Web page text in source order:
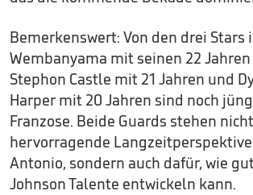
Bemerkenswert: Von den drei Stars
Wembanyama mit seinen 22
Stephon Castle mit 21 Jahren und
Harper mit 20 Jahren sind noch
Franzose. Beide Guards stehen
hervorragende Langzeitperspektive
Antonio, sondern auch dafür, wie
Johnson Talente entwickeln kann.